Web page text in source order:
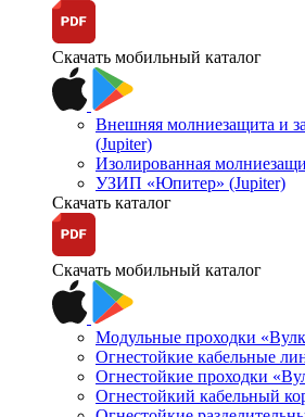
Скачать мобильный каталог
Внешняя молниезащита и
(Jupiter)
Изолированная
УЗИП «Юпитер» (Jupiter)
Скачать каталог
Скачать мобильный каталог
Модульные проходки
Огнестойкие кабельные
Огнестойкие проходки
Огнестойкий кабельный